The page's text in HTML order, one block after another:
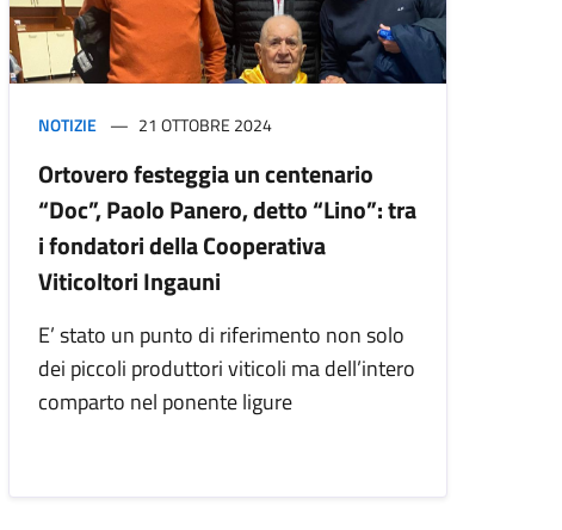
NOTIZIE 21 OTTOBRE 2024
Ortovero festeggia un centenario
“Doc”, Paolo Panero, detto “Lino”: tra
i fondatori della Cooperativa
Viticoltori Ingauni
E’ stato un punto di riferimento non solo
dei piccoli produttori viticoli ma dell’intero
comparto nel ponente ligure